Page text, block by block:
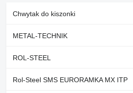
Chwytak do kiszonki
METAL-TECHNIK
ROL-STEEL
Rol-Steel SMS EURORAMKA MX ITP